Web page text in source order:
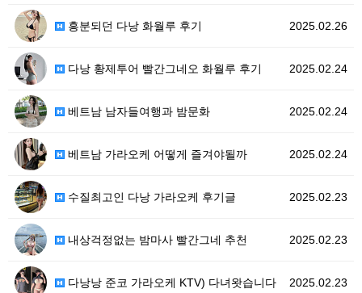
2025.02.26
흥분되던 다낭 화월루 후기
2025.02.24
다낭 황제투어 빨간그네오 화월루 후기
2025.02.24
베트남 남자들여행과 밤문화
2025.02.24
베트남 가라오케 어떻게 즐겨야될까
2025.02.23
수질최고인 다낭 가라오케 후기글
2025.02.23
내상걱정없는 밤마사 빨간그네 추천
2025.02.23
다낭낭 준코 가라오케 KTV) 다녀왓습니다